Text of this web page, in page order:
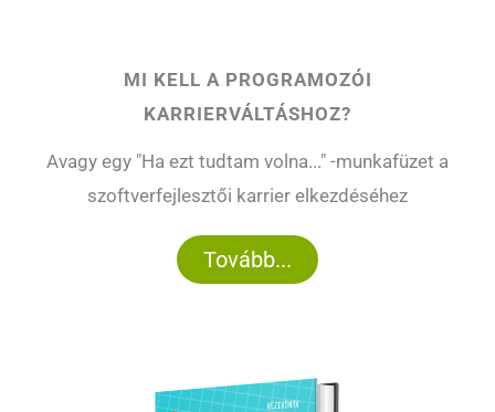
MI KELL A PROGRAMOZÓI
KARRIERVÁLTÁSHOZ?
Avagy egy "Ha ezt tudtam volna..." -munkafüzet a
szoftverfejlesztői karrier elkezdéséhez
Tovább...